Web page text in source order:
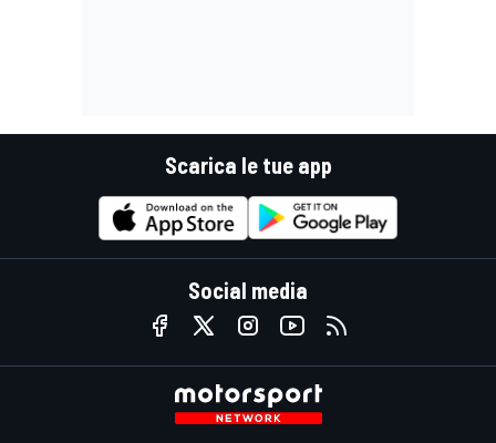
Scarica le tue app
Social media